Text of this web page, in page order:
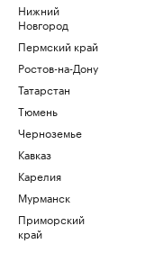
Нижний
Новгород
Пермский край
Ростов-на-Дону
Татарстан
Тюмень
Черноземье
Кавказ
Карелия
Мурманск
Приморский
край